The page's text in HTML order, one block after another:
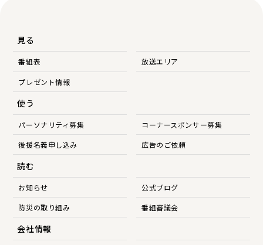
見る
番組表 放送エリア
プレゼント情報
使う
パーソナリティ募集
コーナースポンサー募集
後援名義申し込み
広告のご依頼
読む
お知らせ
公式ブログ
防災の取り組み
番組審議会
会社情報